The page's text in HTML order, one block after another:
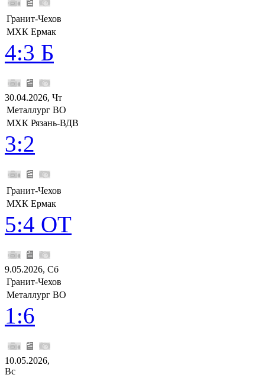
Гранит-Чехов
МХК Ермак
4:3 Б
30.04.2026, Чт
Металлург ВО
МХК Рязань-ВДВ
3:2
Гранит-Чехов
МХК Ермак
5:4 ОТ
9.05.2026, Сб
Гранит-Чехов
Металлург ВО
1:6
10.05.2026,
Вс